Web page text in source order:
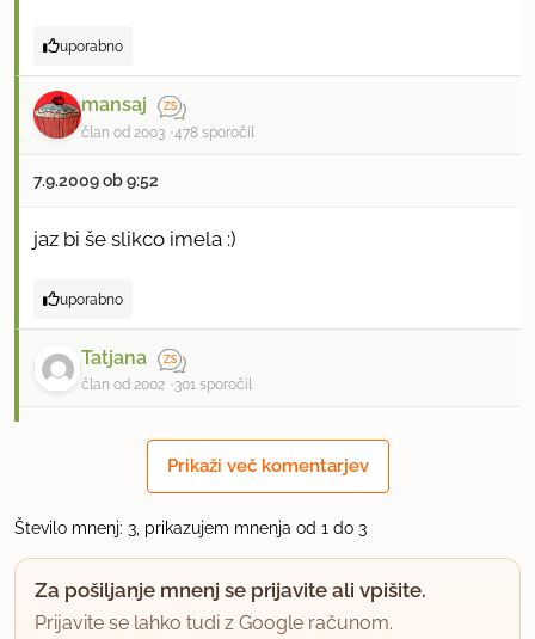
uporabno
mansaj
član od 2003 478 sporočil
7.9.2009 ob 9:52
jaz bi še slikco imela :)
uporabno
Tatjana
član od 2002 301 sporočil
Alexa, a si ti sprobala ta recept, a si ga samo
napisala? Namreč tale moka in parmezan
enostavno ne stoji skupaj, ko je pečeno. Ali kakšna
sestavina manjka ali pa je treba uporabit mehkejši
sir. Jaz sem potem v to mešaico dodala še
Prikaži več komentarjev
Število mnenj: 3, prikazujem mnenja od 1 do 3
Za pošiljanje mnenj se prijavite ali vpišite.
Prijavite se lahko tudi z Google računom.